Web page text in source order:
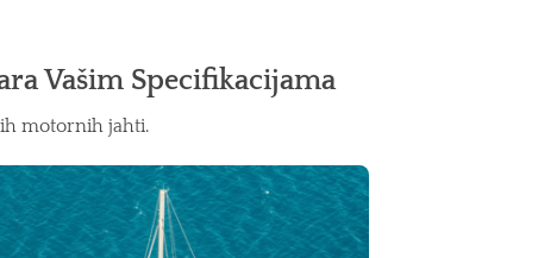
Vašim Specifikacijama
motornih jahti.